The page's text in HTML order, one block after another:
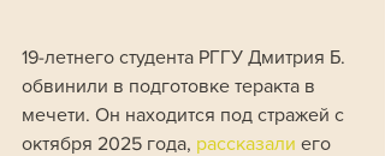
19-летнего студента РГГУ Дмитрия Б.
обвинили в подготовке теракта в
мечети. Он находится под стражей с
октября 2025 года, рассказали его